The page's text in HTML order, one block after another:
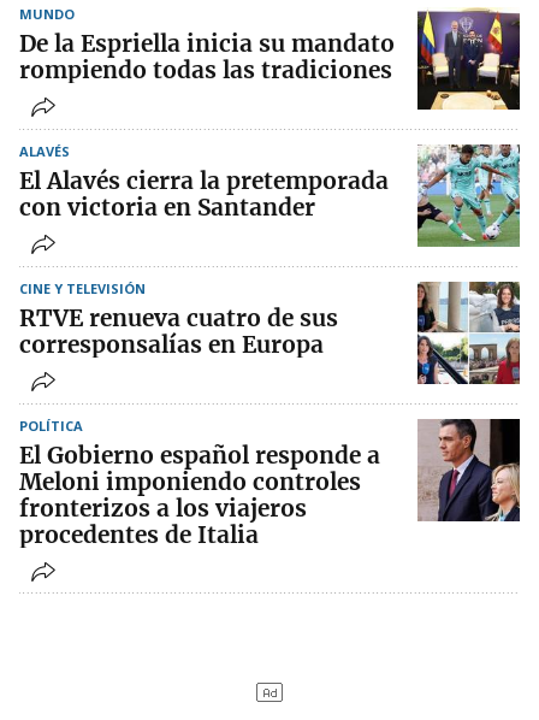
MUNDO
De la Espriella inicia su mandato
rompiendo todas las tradiciones
ALAVÉS
El Alavés cierra la pretemporada
con victoria en Santander
CINE Y TELEVISIÓN
RTVE renueva cuatro de sus
corresponsalías en Europa
POLÍTICA
El Gobierno español responde a
Meloni imponiendo controles
fronterizos a los viajeros
procedentes de Italia